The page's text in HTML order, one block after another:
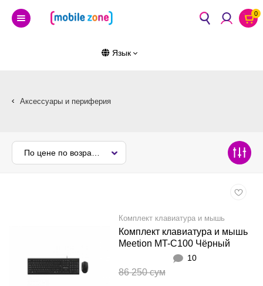
0
Язык
Аксессуары и периферия
Комплект клавиатура и мышь
Комплект клавиатура и мышь
Meetion MT-C100 Чёрный
10
86 250 сум